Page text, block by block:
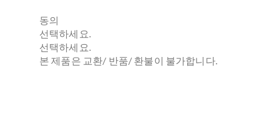
동의
선택하세요.
선택하세요.
본 제품은 교환/ 반품/ 환불이 불가합니다.